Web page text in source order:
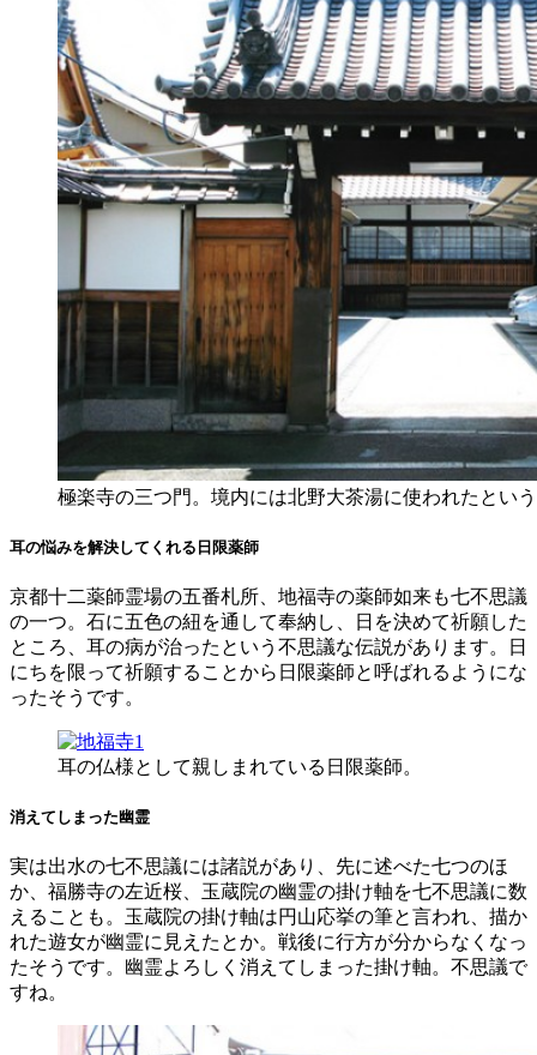
極楽寺の三つ門。境内には北野大茶湯に使われたとい
耳の悩みを解決してくれる日限薬師
京都十二薬師霊場の五番札所、地福寺の薬師如来も七不思議
の一つ。石に五色の紐を通して奉納し、日を決めて祈願した
ところ、耳の病が治ったという不思議な伝説があります。日
にちを限って祈願することから日限薬師と呼ばれるようにな
ったそうです。
耳の仏様として親しまれている日限薬師。
消えてしまった幽霊
実は出水の七不思議には諸説があり、先に述べた七つのほ
か、福勝寺の左近桜、玉蔵院の幽霊の掛け軸を七不思議に数
えることも。玉蔵院の掛け軸は円山応挙の筆と言われ、描か
れた遊女が幽霊に見えたとか。戦後に行方が分からなくなっ
たそうです。幽霊よろしく消えてしまった掛け軸。不思議で
すね。